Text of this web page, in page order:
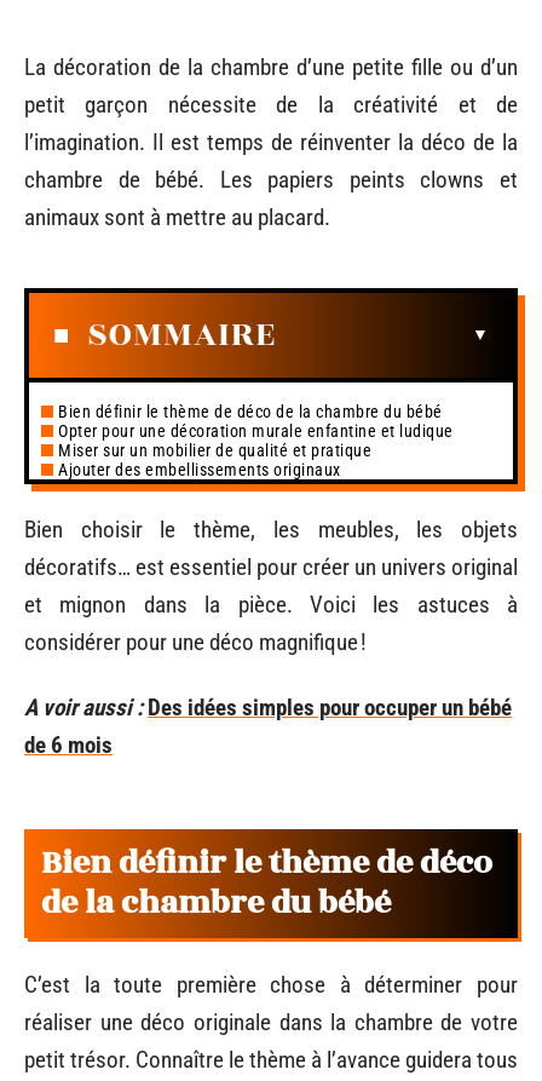
La décoration de la chambre d’une petite fille ou d’un
petit garçon nécessite de la créativité et de
l’imagination. Il est temps de réinventer la déco de la
chambre de bébé. Les papiers peints clowns et
animaux sont à mettre au placard.
SOMMAIRE
Bien définir le thème de déco de la chambre du bébé
Opter pour une décoration murale enfantine et ludique
Miser sur un mobilier de qualité et pratique
Ajouter des embellissements originaux
Bien choisir le thème, les meubles, les objets
décoratifs… est essentiel pour créer un univers original
et mignon dans la pièce. Voici les astuces à
considérer pour une déco magnifique !
A voir aussi : Des idées simples pour occuper un bébé
de 6 mois
Bien définir le thème de déco
de la chambre du bébé
C’est la toute première chose à déterminer pour
réaliser une déco originale dans la chambre de votre
petit trésor. Connaître le thème à l’avance guidera tous